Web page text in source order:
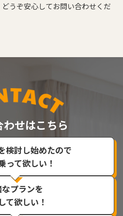
うぞ安心してお問い合わせくだ
わせはこちら
検討し始めたので
って欲しい！
プランを
て欲しい！